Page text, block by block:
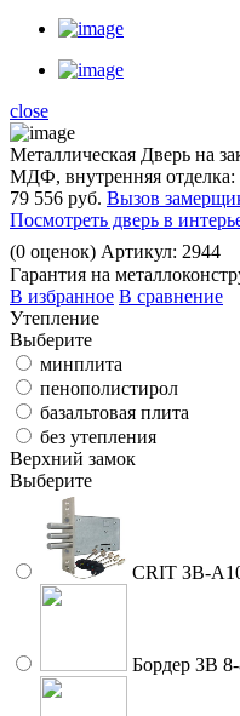
close
Металлическая Дверь на
МДФ, внутренняя
79 556 руб. Вызов
Посмотреть дверь в
(0 оценок) Артикул: 2944
Гарантия на
В избранное В сравнение
Утепление
Выберите
минплита
пенополистирол
базальтовая плита
без утепления
Верхний замок
Выберите
CRIT ЗВ-
Бордер ЗВ